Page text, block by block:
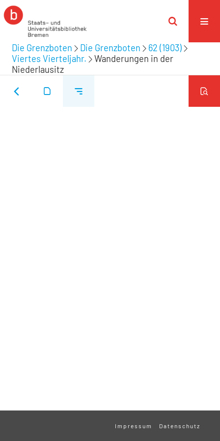
Die Grenzboten Die Grenzboten
62 (1903)
Viertes Vierteljahr.
Wanderungen in der
Niederlausitz
Impressum Datenschutz